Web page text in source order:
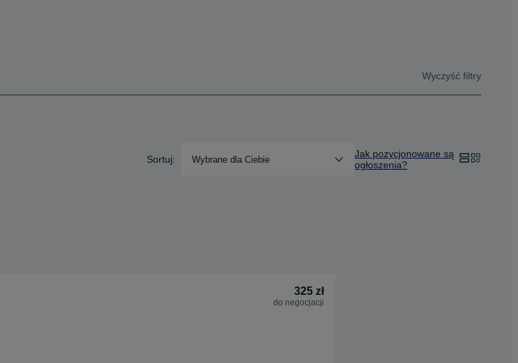
Wyczyść filtry
Sortuj: Wybrane dla Ciebie
Jak pozycjonowane są
ogłoszenia?
325 zł
do negocjacji